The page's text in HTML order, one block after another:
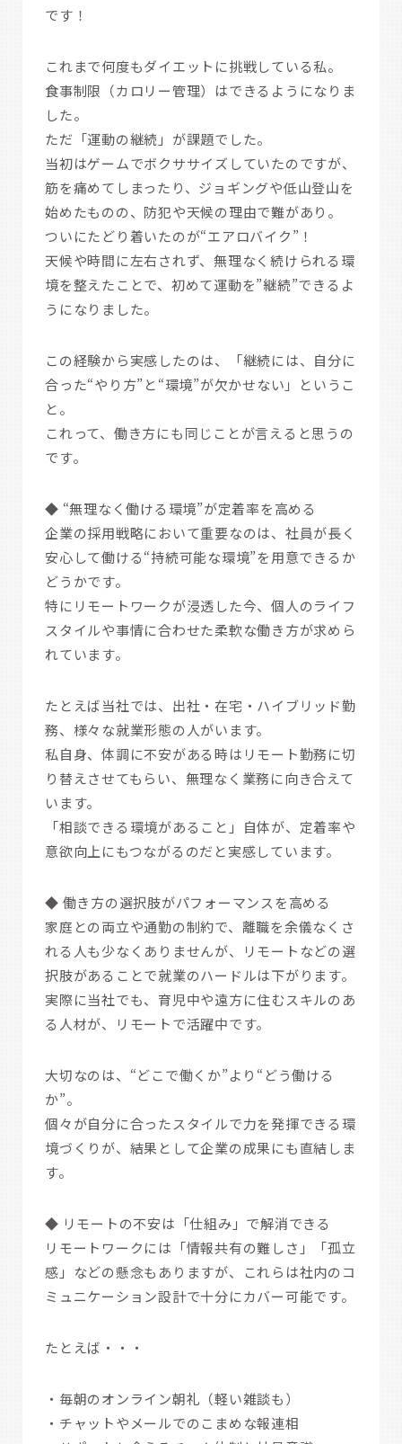
です！
これまで何度もダイエットに挑戦している私。
食事制限（カロリー管理）はできるようになりま
した。
ただ「運動の継続」が課題でした。
当初はゲームでボクササイズしていたのですが、
筋を痛めてしまったり、ジョギングや低山登山を
始めたものの、防犯や天候の理由で難があり。
ついにたどり着いたのが“エアロバイク”！
天候や時間に左右されず、無理なく続けられる環
境を整えたことで、初めて運動を”継続”できるよ
うになりました。
この経験から実感したのは、「継続には、自分に
合った“やり方”と“環境”が欠かせない」というこ
と。
これって、働き方にも同じことが言えると思うの
です。
◆ “無理なく働ける環境”が定着率を高める
企業の採用戦略において重要なのは、社員が長く
安心して働ける“持続可能な環境”を用意できるか
どうかです。
特にリモートワークが浸透した今、個人のライフ
スタイルや事情に合わせた柔軟な働き方が求めら
れています。
たとえば当社では、出社・在宅・ハイブリッド勤
務、様々な就業形態の人がいます。
私自身、体調に不安がある時はリモート勤務に切
り替えさせてもらい、無理なく業務に向き合えて
います。
「相談できる環境があること」自体が、定着率や
意欲向上にもつながるのだと実感しています。
◆ 働き方の選択肢がパフォーマンスを高める
家庭との両立や通勤の制約で、離職を余儀なくさ
れる人も少なくありませんが、リモートなどの選
択肢があることで就業のハードルは下がります。
実際に当社でも、育児中や遠方に住むスキルのあ
る人材が、リモートで活躍中です。
大切なのは、“どこで働くか”より“どう働ける
か”。
個々が自分に合ったスタイルで力を発揮できる環
境づくりが、結果として企業の成果にも直結しま
す。
◆ リモートの不安は「仕組み」で解消できる
リモートワークには「情報共有の難しさ」「孤立
感」などの懸念もありますが、これらは社内のコ
ミュニケーション設計で十分にカバー可能です。
たとえば・・・
・毎朝のオンライン朝礼（軽い雑談も）
・チャットやメールでのこまめな報連相